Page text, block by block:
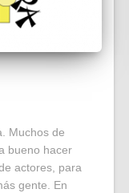
Muchos de
bueno hacer
actores, para
gente. En